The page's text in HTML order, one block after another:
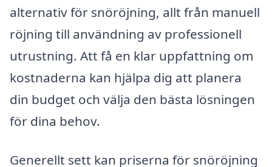
alternativ för snöröjning, allt från manuell
röjning till användning av professionell
utrustning. Att få en klar uppfattning om
kostnaderna kan hjälpa dig att planera
din budget och välja den bästa lösningen
för dina behov.
Generellt sett kan priserna för snöröjning